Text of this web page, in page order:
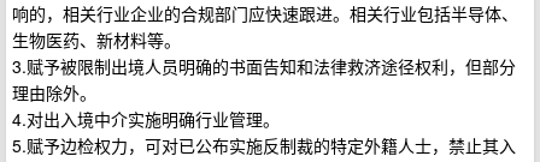
响的，相关行业企业的合规部门应快速跟进。相关行业包括半导体、
生物医药、新材料等。
3.赋予被限制出境人员明确的书面告知和法律救济途径权利，但部分
理由除外。
4.对出入境中介实施明确行业管理。
5.赋予边检权力，可对已公布实施反制裁的特定外籍人士，禁止其入